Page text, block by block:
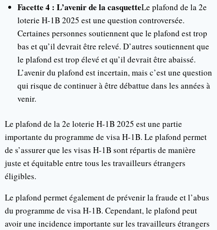
Facette 4 : L’avenir de la casquetteLe plafond de la 2e
loterie H-1B 2025 est une question controversée.
Certaines personnes soutiennent que le plafond est trop
bas et qu’il devrait être relevé. D’autres soutiennent que
le plafond est trop élevé et qu’il devrait être abaissé.
L’avenir du plafond est incertain, mais c’est une question
qui risque de continuer à être débattue dans les années à
venir.
Le plafond de la 2e loterie H-1B 2025 est une partie
importante du programme de visa H-1B. Le plafond permet
de s’assurer que les visas H-1B sont répartis de manière
juste et équitable entre tous les travailleurs étrangers
éligibles.
Le plafond permet également de prévenir la fraude et l’abus
du programme de visa H-1B. Cependant, le plafond peut
avoir une incidence importante sur les travailleurs étrangers